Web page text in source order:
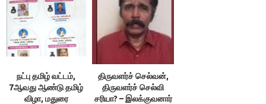
நட்பு தமிழ் வட்டம்,
7ஆவது ஆண்டு தமிழ்
விழா, மதுரை
திருவளர்ச் செல்வன்,
திருவளர்ச் செல்வி
சரியா? – இலக்குவனார்